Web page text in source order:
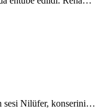
sesi Nilüfer, konserini…